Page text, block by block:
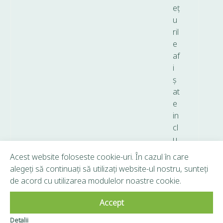
eț
u
ril
e
af
i
ș
at
e
in
cl
u
T
V
A.
Copyright © 2026 Frunză Verde - Toate drepturile
Acest website foloseste cookie-uri. În cazul în care
alegeți să continuați să utilizați website-ul nostru, sunteți
de acord cu utilizarea modulelor noastre cookie.
Accept
Detalii